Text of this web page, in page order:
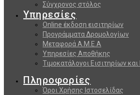
Σύγχρονος στόλος
Υπηρεσίες
Online έκδοση εισιτηρίων
Προγράμματα Δρομολογίων
Μεταφορά Α.Μ.Ε.Α
Υπηρεσίες Αποθήκης
Τιμοκατάλογοι Εισιτηρίων
Πληροφορίες
Όροι Χρήσης Ιστοσελίδας